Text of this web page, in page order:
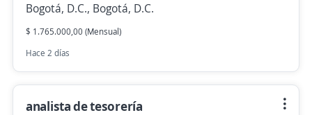
Bogotá, D.C., Bogotá, D.C.
$ 1.765.000,00 (Mensual)
Hace 2 días
analista de tesorería